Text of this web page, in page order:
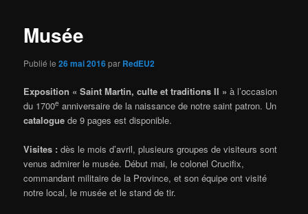
Musée
Publié le26 mai 2016par RedEU2
Exposition « Saint Martin, culte et traditions II »à l’occasion
du 1700e anniversaire de la naissance de notre saint patron. Un
cataloguede 9 pages est disponible.
Visites :dès le mois d’avril, plusieurs groupes de visiteurs sont
venus admirer le musée. Début mai, le colonel Crucifix,
commandant militaire de la Province, et son équipe ont visité
notre local, le musée et le stand de tir.